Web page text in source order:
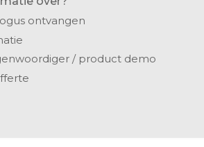
ontvangen
/ product demo